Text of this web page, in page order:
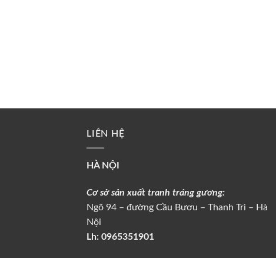
LIÊN HỆ
HÀ NỘI
Cơ sở sản xuất tranh tráng gương:
Ngõ 94 – đường Cầu Bươu – Thanh Trì – Hà
Nội
Lh: 0965351901